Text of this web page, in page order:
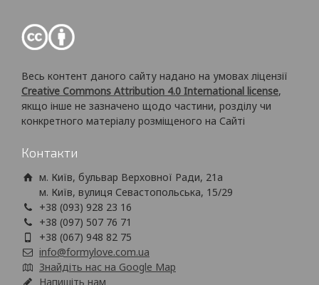
Весь контент даного сайту надано на умовах ліцензії
Creative Commons Attribution 4.0 International license,
якщо інше не зазначено щодо частини, розділу чи
конкретного матеріалу розміщеного на Сайті
Контакти
м. Київ, бульвар Верховної Ради, 21а
м. Київ, вулиця Севастопольська, 15/29
+38 (093) 928 23 16
+38 (097) 507 76 71
+38 (067) 948 82 75
info@formylove.com.ua
Знайдіть нас на Google Map
Напишіть нам